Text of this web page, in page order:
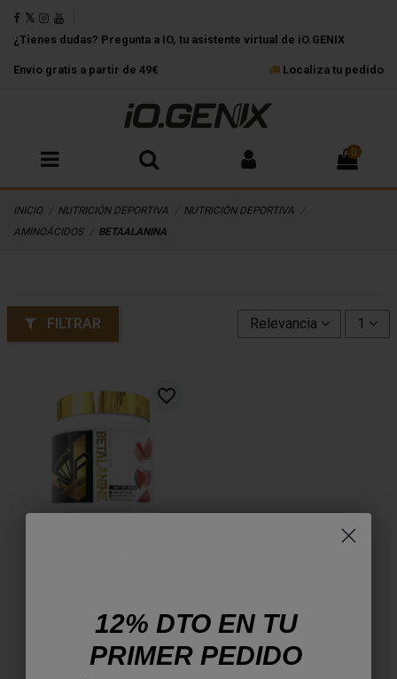
¿Tienes dudas? Pregunta a IO, tu asistente virtual de iO.GENIX
Envío gratis a partir de 49€ Localiza tu pedido
0
INICIO NUTRICIÓN DEPORTIVA
NUTRICIÓN DEPORTIVA
AMINOÁCIDOS
BETAALANINA
FILTRAR Relevancia 1
favorite_border
12% DTO EN TU
PRIMER PEDIDO